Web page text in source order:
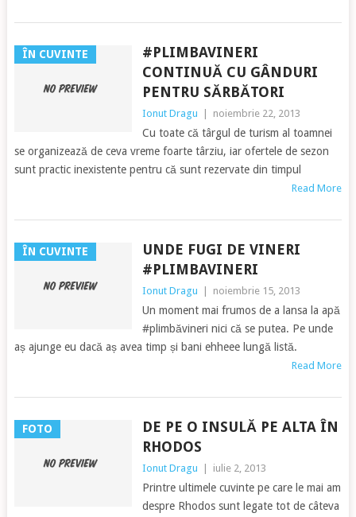
ÎN CUVINTE
#PLIMBAVINERI
CONTINUĂ CU GÂNDURI
PENTRU SĂRBĂTORI
Ionut Dragu noiembrie 22, 2013
Cu toate că târgul de turism al toamnei
se organizează de ceva vreme foarte târziu, iar ofertele de sezon
sunt practic inexistente pentru că sunt rezervate din timpul
Read More
ÎN CUVINTE
UNDE FUGI DE VINERI
#PLIMBAVINERI
Ionut Dragu noiembrie 15, 2013
Un moment mai frumos de a lansa la apă
#plimbăvineri nici că se putea. Pe unde
aș ajunge eu dacă aș avea timp și bani ehheee lungă listă.
Read More
FOTO
DE PE O INSULĂ PE ALTA ÎN
RHODOS
Ionut Dragu iulie 2, 2013
Printre ultimele cuvinte pe care le mai am
despre Rhodos sunt legate tot de câteva